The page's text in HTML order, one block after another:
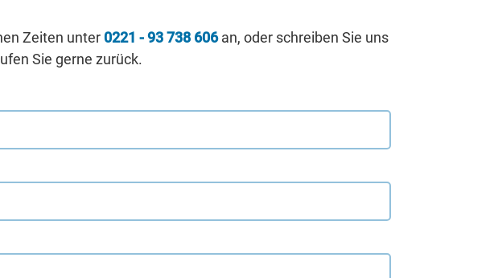
Zeiten unter 0221 - 93 738 606an, oder schreiben Sie uns
Sie gerne zurück.